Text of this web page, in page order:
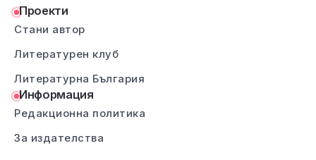
Проекти
Стани автор
Литературен клуб
Литературна България
Информация
Редакционна политика
За издателства